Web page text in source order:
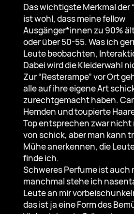
Das wichtigste Merkmal der
ist wohl, dass meine fellow
Ausgänger*innen zu 90%
oder über 50-55. Was ich
Leute beobachten,
Dabei wird die Kleiderwahl
Zur “Resterampe” vor Ort
alle auf ihre eigene Art
zurechtgemacht haben.
Hemden und toupierte
Top entsprechen zwar nicht
von schick, aber man kann
Mühe anerkennen, die
finde ich.
Schweres Perfume ist auch
manchmal stehe ich
Leute an mir
das ist ja eine Form des